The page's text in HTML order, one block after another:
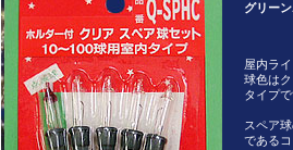
グリー
屋内ライ
球色はク
タイプで
スペア球
であるコ